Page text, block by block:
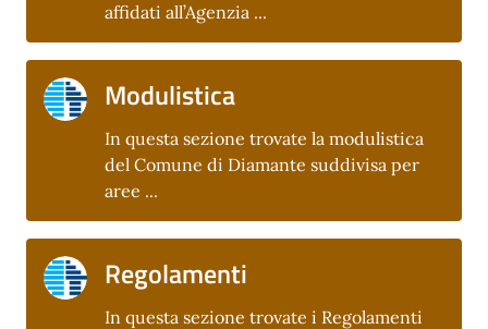
affidati all’Agenzia ...
Modulistica
In questa sezione trovate la modulistica
del Comune di Diamante suddivisa per
aree ...
Regolamenti
In questa sezione trovate i Regolamenti